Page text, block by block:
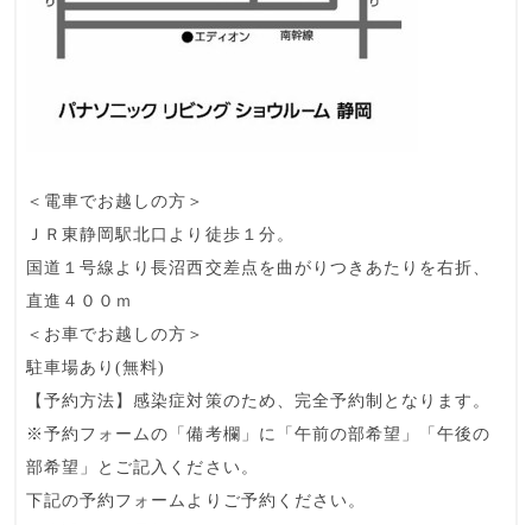
＜電車でお越しの方＞
ＪＲ東静岡駅北口より徒歩１分。
国道１号線より長沼西交差点を曲がりつきあたりを右折、
直進４００ｍ
＜お車でお越しの方＞
駐車場あり(無料)
【予約方法】感染症対策のため、 完全予約制 となります。
※予約フォームの「備考欄」に「午前の部希望」「午後の
部希望」とご記入ください。
下記の予約フォームよりご予約ください。